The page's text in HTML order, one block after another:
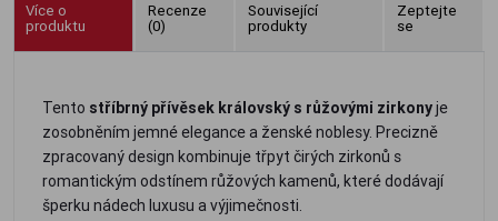
Více o
produktu
Recenze
(0)
Související
produkty
Zeptejte
se
Tento stříbrný přívěsek královský s růžovými zirkonyje
zosobněním jemné elegance a ženské noblesy. Precizně
zpracovaný design kombinuje třpyt čirých zirkonů s
romantickým odstínem růžových kamenů, které dodávají
šperku nádech luxusu a výjimečnosti.